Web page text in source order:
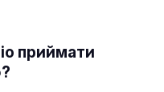
приймати